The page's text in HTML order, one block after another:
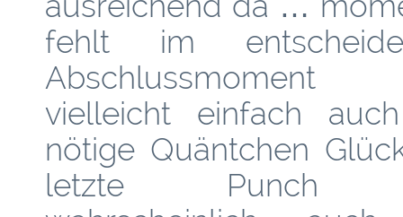
fehlt im
Abschlussmoment
vielleicht einfach
nötige Quäntchen
letzte Punch